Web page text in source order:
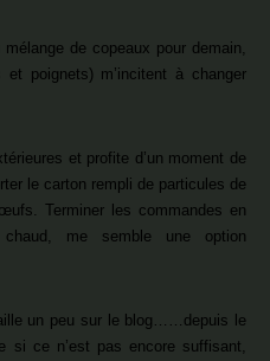
de copeaux pour demain,
poignets) m’incitent à changer
et profite d’un moment de
le carton rempli de particules de
Terminer les commandes en
me semble une option
un peu sur le blog……depuis le
ce n’est pas encore suffisant,